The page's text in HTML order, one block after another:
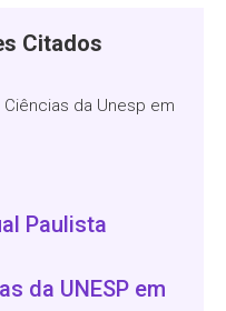
Citados
da Unesp em
Paulista
da UNESP em